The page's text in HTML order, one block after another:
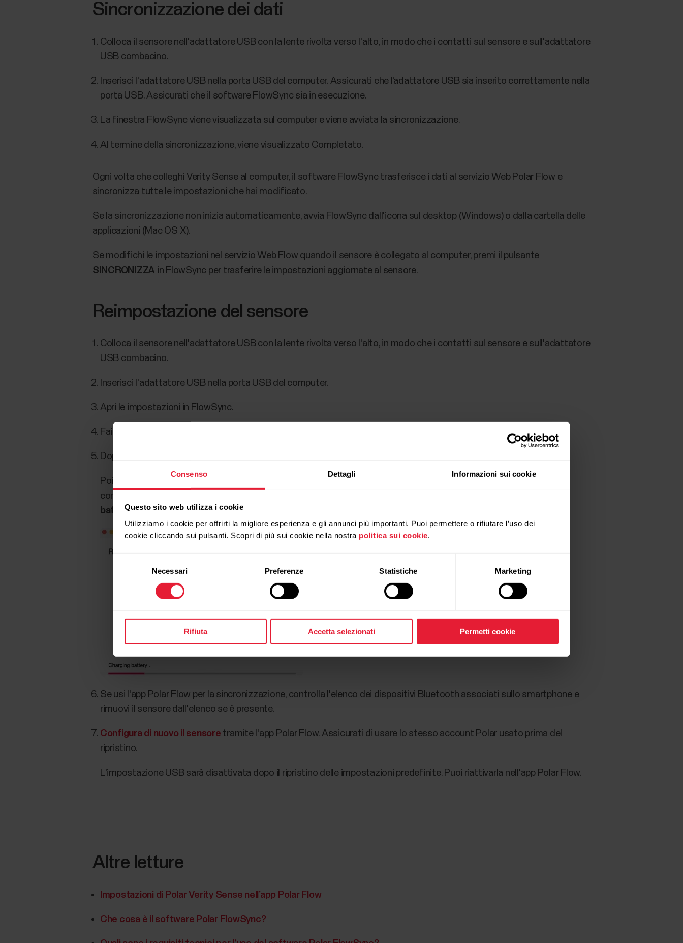
Consenso Dettagli Informazioni sui cookie
Questo sito web utilizza i cookie
Utilizziamo i cookie per offrirti la migliore esperienza e gli annunci più importanti. Puoi permettere o rifiutare l’uso dei
cookie cliccando sui pulsanti. Scopri di più sui cookie nella nostra politica sui cookie.
Necessari Preferenze Statistiche Marketing
Rifiuta Accetta selezionati Permetti cookie
Sincronizzazione dei dati
Colloca il sensore nell'adattatore USB con la lente rivolta verso l'alto, in modo che i contatti sul sensore e sull'adattatore
USB combacino.
Inserisci l'adattatore USB nella porta USB del computer. Assicurati che l’adattatore USB sia inserito correttamente nella
porta USB. Assicurati che il software FlowSync sia in esecuzione.
La finestra FlowSync viene visualizzata sul computer e viene avviata la sincronizzazione.
Al termine della sincronizzazione, viene visualizzato Completato.
Ogni volta che colleghi Verity Sense al computer, il software FlowSync trasferisce i dati al servizio Web Polar Flow e
sincronizza tutte le impostazioni che hai modificato.
Se la sincronizzazione non inizia automaticamente, avvia FlowSync dall'icona sul desktop (Windows) o dalla cartella delle
applicazioni (Mac OS X).
Se modifichi le impostazioni nel servizio Web Flow quando il sensore è collegato al computer, premi il pulsante
SINCRONIZZA in FlowSync per trasferire le impostazioni aggiornate al sensore.
Reimpostazione del sensore
Colloca il sensore nell'adattatore USB con la lente rivolta verso l'alto, in modo che i contatti sul sensore e sull'adattatore
USB combacino.
Inserisci l'adattatore USB nella porta USB del computer.
Apri le impostazioni in FlowSync.
Fai clic su
Dopo aver fatto clic,
Poiché il ripristino riporta Verity Sense alle impostazioni predefinite, l'impostazione USB sarà disattivata. Di
conseguenza, FlowSync sembrerà bloccato su
batteria.Dopo 5 minuti, puoi scollegare il sensore
Se usi l'app Polar Flow per la sincronizzazione, controlla l'elenco dei dispositivi Bluetooth associati sullo smartphone e
rimuovi il sensore dall'elenco se è presente.
Configura di nuovo il sensore tramite l'app Polar Flow. Assicurati di usare lo stesso account Polar usato prima del
ripristino.
L'impostazione USB sarà disattivata dopo il ripristino delle impostazioni predefinite. Puoi riattivarla nell'app Polar Flow.
Altre letture
Impostazioni di Polar Verity Sense nell’app Polar Flow
Che cosa è il software Polar FlowSync?